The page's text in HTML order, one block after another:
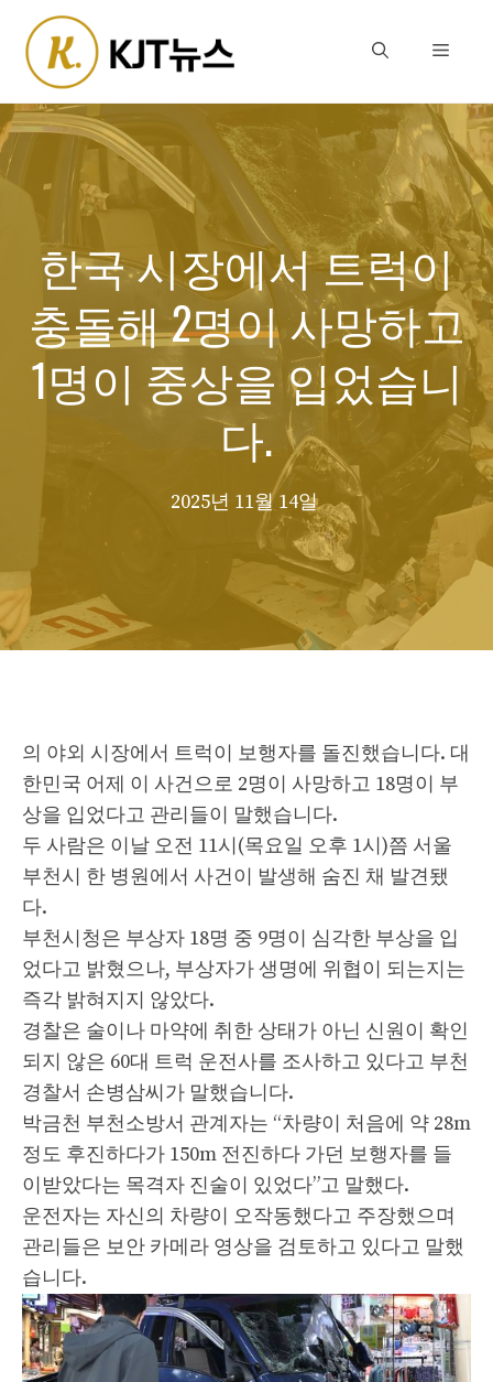
content
Menu
한국 시장에서 트럭이
충돌해 2명이 사망하고
1명이 중상을 입었습니
다.
2025년 11월 14일
의 야외 시장에서 트럭이 보행자를 돌진했습니다. 대
한민국 어제 이 사건으로 2명이 사망하고 18명이 부
상을 입었다고 관리들이 말했습니다.
두 사람은 이날 오전 11시(목요일 오후 1시)쯤 서울
부천시 한 병원에서 사건이 발생해 숨진 채 발견됐
다.
부천시청은 부상자 18명 중 9명이 심각한 부상을 입
었다고 밝혔으나, 부상자가 생명에 위협이 되는지는
즉각 밝혀지지 않았다.
경찰은 술이나 마약에 취한 상태가 아닌 신원이 확인
되지 않은 60대 트럭 운전사를 조사하고 있다고 부천
경찰서 손병삼씨가 말했습니다.
박금천 부천소방서 관계자는 “차량이 처음에 약 28m
정도 후진하다가 150m 전진하다 가던 보행자를 들
이받았다는 목격자 진술이 있었다”고 말했다.
운전자는 자신의 차량이 오작동했다고 주장했으며
관리들은 보안 카메라 영상을 검토하고 있다고 말했
습니다.